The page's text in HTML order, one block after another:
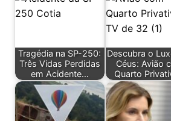
Tragédia na SP-250:
Três Vidas Perdidas
em Acidente…
Descubra o
Céus: Avião
Quarto